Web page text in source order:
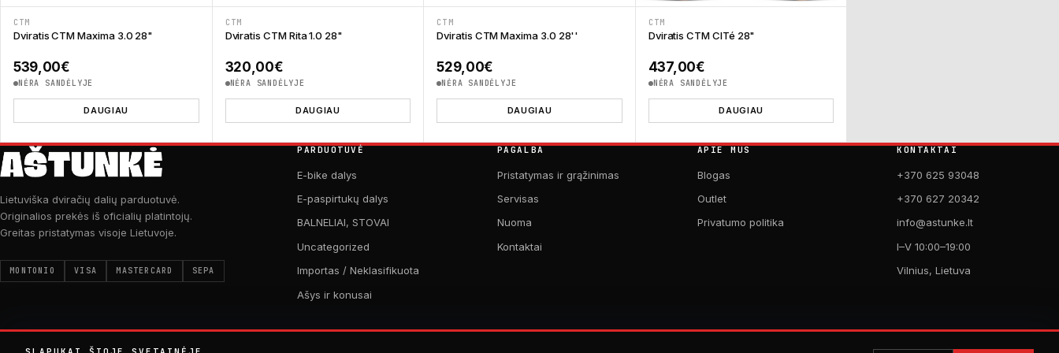
CTM
Dviratis CTM Maxima 3.0 28"
539,00€
NĖRA SANDĖLYJE
DAUGIAU
CTM
Dviratis CTM Rita 1.0 28"
320,00€
NĖRA SANDĖLYJE
DAUGIAU
CTM
Dviratis CTM Maxima 3.0 28''
529,00€
NĖRA SANDĖLYJE
DAUGIAU
CTM
Dviratis CTM CITé 28"
437,00€
NĖRA SANDĖLYJE
DAUGIAU
Lietuviška dviračių dalių parduotuvė.
Originalios prekės iš oficialių platintojų.
Greitas pristatymas visoje Lietuvoje.
MONTONIO VISA MASTERCARD SEPA
PARDUOTUVĖ
E-bike dalys
E-paspirtukų dalys
BALNELIAI, STOVAI
Uncategorized
Importas / Neklasifikuota
Ašys ir konusai
PAGALBA
Pristatymas ir grąžinimas
Servisas
Nuoma
Kontaktai
APIE MUS
Blogas
Outlet
Privatumo politika
KONTAKTAI
+370 625 93048
+370 627 20342
info@astunke.lt
I–V 10:00–19:00
Vilnius, Lietuva